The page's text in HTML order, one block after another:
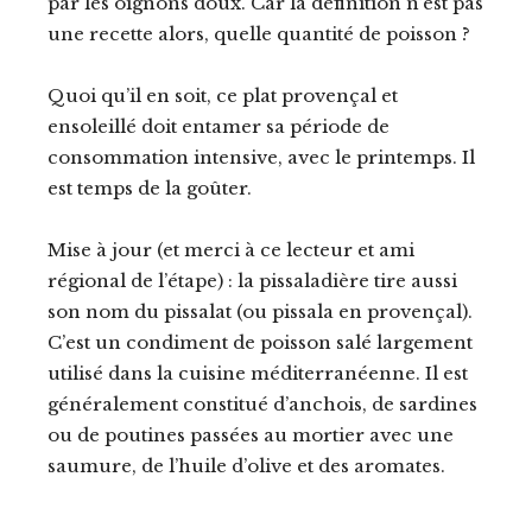
une recette alors, quelle quantité de poisson ?
Quoi qu’il en soit, ce plat provençal et
ensoleillé doit entamer sa période de
consommation intensive, avec le printemps. Il
est temps de la goûter.
Mise à jour (et merci à ce lecteur et ami
régional de l’étape) : la pissaladière tire aussi
son nom du pissalat (ou pissala en provençal).
C’est un condiment de poisson salé largement
utilisé dans la cuisine méditerranéenne. Il est
généralement constitué d’anchois, de sardines
ou de poutines passées au mortier avec une
saumure, de l’huile d’olive et des aromates.